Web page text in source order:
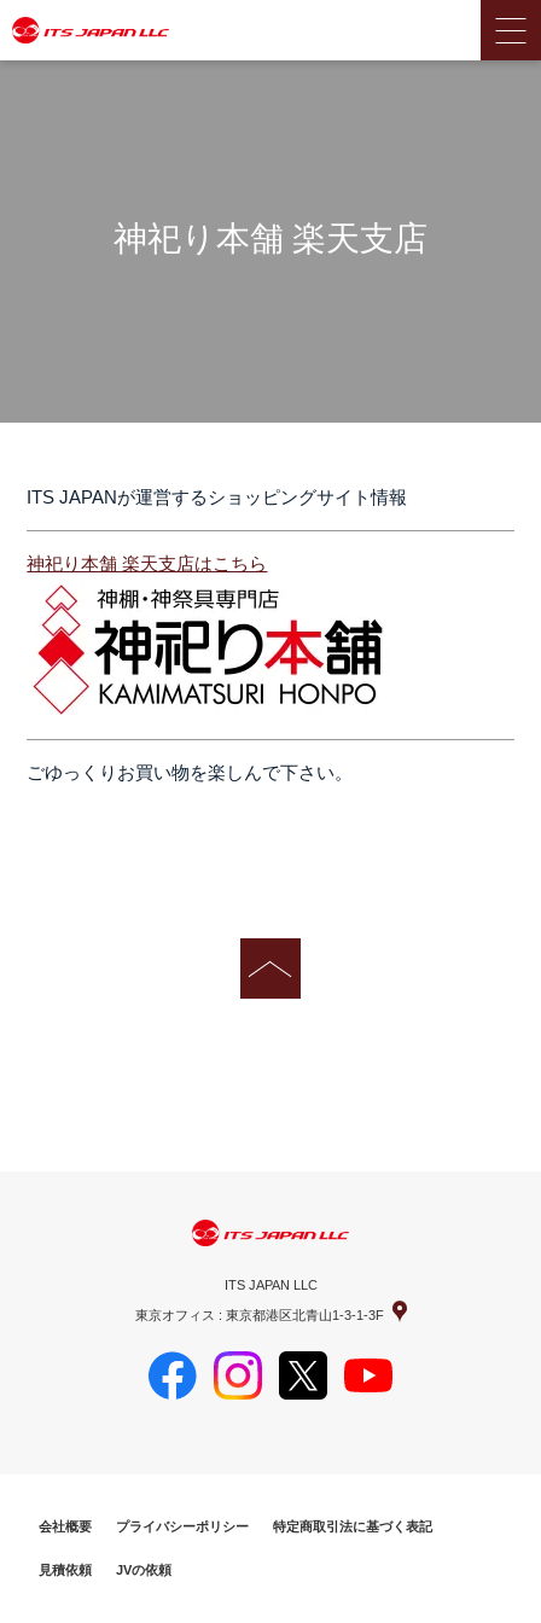
神祀り本舗 楽天支店
ITS JAPANが運営するショッピングサイト情報
神祀り本舗 楽天支店はこちら
ごゆっくりお買い物を楽しんで下さい。
ITS JAPAN LLC
東京オフィス : 東京都港区北青山1-3-1-3F
会社概要 プライバシーポリシー 特定商取引法に基づく表記
見積依頼 JVの依頼